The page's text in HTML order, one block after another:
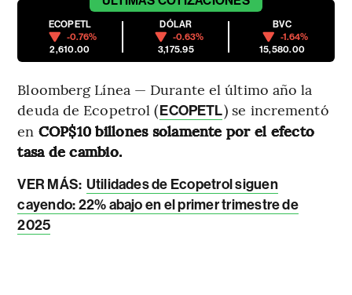
ECOPETL
-0.76%
2,610.00
DÓLAR
-0.63%
3,175.95
BVC
-1.64%
15,580.00
Bloomberg Línea — Durante el último año la
deuda de Ecopetrol (ECOPETL) se incrementó
en COP$10 billones solamente por el efecto
tasa de cambio.
VER MÁS: Utilidades de Ecopetrol siguen
cayendo: 22% abajo en el primer trimestre de
2025